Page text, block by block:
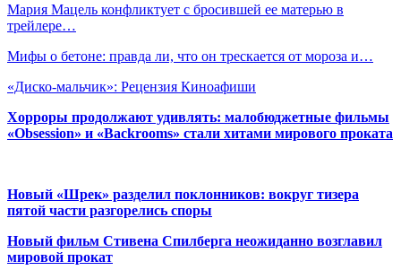
Мария Мацель конфликтует с бросившей ее матерью в
трейлере…
Мифы о бетоне: правда ли, что он трескается от мороза и…
«Диско-мальчик»: Рецензия Киноафиши
Хорроры продолжают удивлять: малобюджетные фильмы
«Obsession» и «Backrooms» стали хитами мирового проката
Новый «Шрек» разделил поклонников: вокруг тизера
пятой части разгорелись споры
Новый фильм Стивена Спилберга неожиданно возглавил
мировой прокат